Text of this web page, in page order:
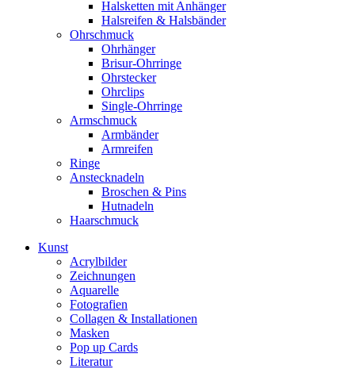
Halsketten mit Anhänger
Halsreifen & Halsbänder
Ohrschmuck
Ohrhänger
Brisur-Ohrringe
Ohrstecker
Ohrclips
Single-Ohrringe
Armschmuck
Armbänder
Armreifen
Ringe
Anstecknadeln
Broschen & Pins
Hutnadeln
Haarschmuck
Kunst
Acrylbilder
Zeichnungen
Aquarelle
Fotografien
Collagen & Installationen
Masken
Pop up Cards
Literatur